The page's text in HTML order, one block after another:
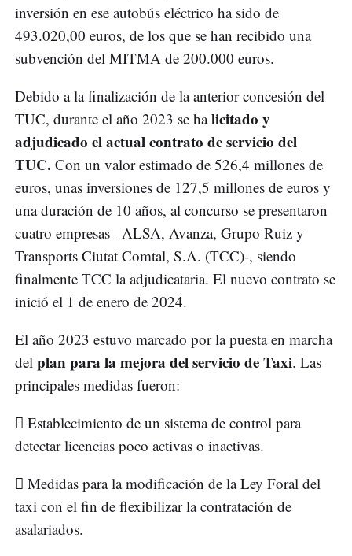
inversión en ese autobús eléctrico ha sido de
493.020,00 euros, de los que se han recibido una
subvención del MITMA de 200.000 euros.
Debido a la finalización de la anterior concesión del
TUC, durante el año 2023 se halicitado y
adjudicado el actual contrato de servicio del
TUC. Con un valor estimado de 526,4 millones de
euros, unas inversiones de 127,5 millones de euros y
una duración de 10 años, al concurso se presentaron
cuatro empresas –ALSA, Avanza, Grupo Ruiz y
Transports Ciutat Comtal, S.A. (TCC)-, siendo
finalmente TCC la adjudicataria. El nuevo contrato se
inició el 1 de enero de 2024.
El año 2023 estuvo marcado por la puesta en marcha
del plan para la mejora del servicio de Taxi. Las
principales medidas fueron:
 Establecimiento de un sistema de control para
detectar licencias poco activas o inactivas.
 Medidas para la modificación de la Ley Foral del
taxi con el fin de flexibilizar la contratación de
asalariados.